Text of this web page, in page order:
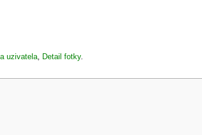
uzivatela, Detail fotky.